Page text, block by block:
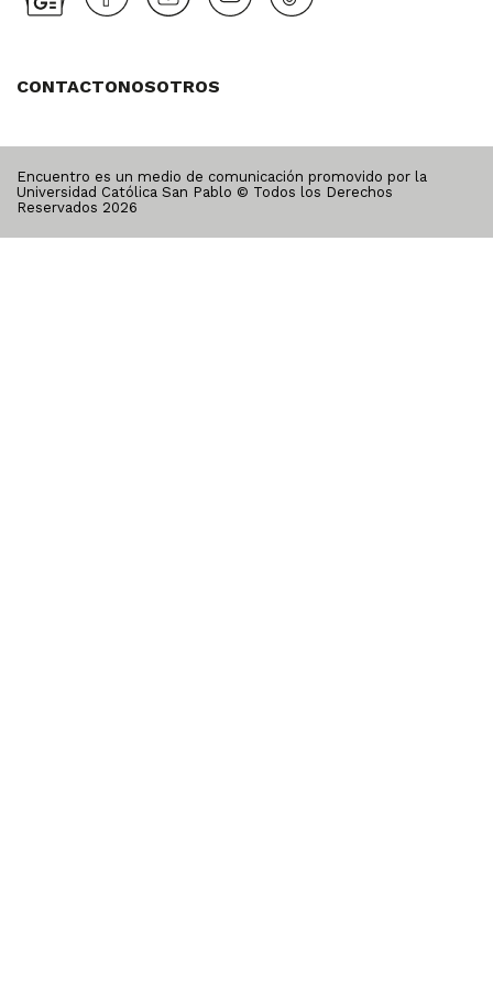
CONTACTONOSOTROS
Encuentro es un medio de comunicación promovido por la
Universidad Católica San Pablo © Todos los Derechos
Reservados 2026